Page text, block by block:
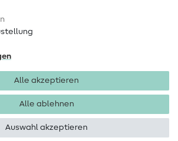
Alle akzeptieren
Alle ablehnen
Auswahl akzeptieren
AGB
GmbH